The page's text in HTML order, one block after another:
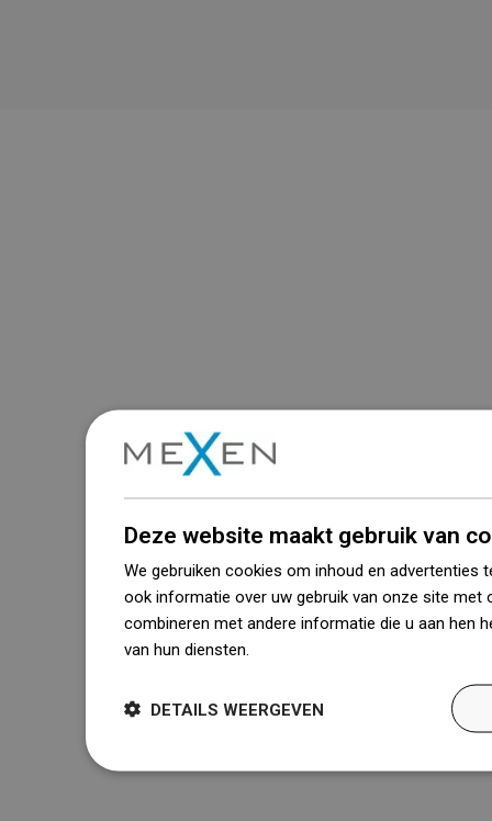
Deze website maakt gebruik van
We gebruiken cookies om inhoud en advertenties
ook informatie over uw gebruik van onze site met
combineren met andere informatie die u aan hen
van hun diensten.
DETAILS WEERGEVEN